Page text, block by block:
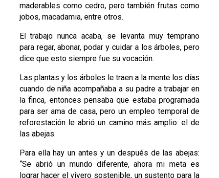
maderables como cedro, pero también frutas como
jobos, macadamia, entre otros.
El trabajo nunca acaba, se levanta muy temprano
para regar, abonar, podar y cuidar a los árboles, pero
dice que esto siempre fue su vocación.
Las plantas y los árboles le traen a la mente los días
cuando de niña acompañaba a su padre a trabajar en
la finca, entonces pensaba que estaba programada
para ser ama de casa, pero un empleo temporal de
reforestación le abrió un camino más amplio: el de
las abejas.
Para ella hay un antes y un después de las abejas:
“Se abrió un mundo diferente, ahora mi meta es
lograr hacer el vivero sostenible, un sustento para la